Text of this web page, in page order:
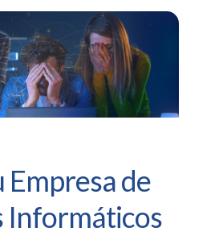
Empresa de
Informáticos